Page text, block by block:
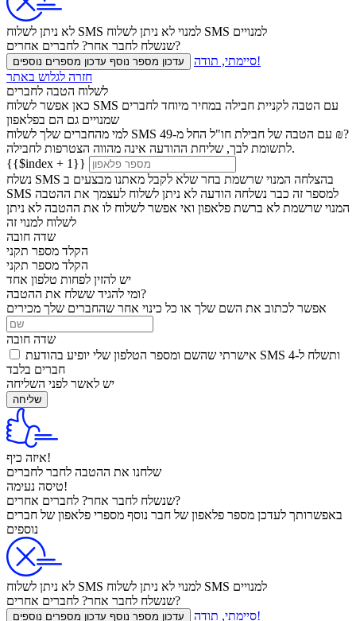
לא ניתן לשלוח SMS למנוי
לא ניתן לשלוח SMS למנויים
שנשלח לחבר אחר? לחברים אחרים?
עדכון מספר נוסף עדכון מספרים נוספים
סיימתי, תודה!
חזרה לגלוש באתר
לשלוח הטבה לחברים
כאן אפשר לשלוח SMS עם הטבה לקניית חבילה במחיר מיוחד לחברים
שמנויים גם הם בפלאפון
למי מהחברים שלך לשלוח SMS עם הטבה של חבילת חו"ל החל מ-49 ₪?
לתשומת לבך, שליחת ההודעה אינה מהווה הצטרפות לחבילה.
{{$index + 1}}
נשלח SMS בהצלחה המנוי שרשמת בחר שלא לקבל מאתנו מבצעים ב
SMS
למספר זה כבר נשלחה הודעה לא ניתן לשלוח לעצמך את ההטבה
המנוי שרשמת לא ברשת פלאפון ואי אפשר לשלוח לו את ההטבה לא ניתן
לשלוח למנוי זה
שדה חובה
הקלד מספר תקני
הקלד מספר תקני
יש להזין לפחות טלפון אחד
ומי להגיד ששלח את ההטבה?
אפשר לכתוב את השם שלך או כל כינוי אחר שהחברים שלך מכירים
שדה חובה
אישרתי שהשם ומספר הטלפון שלי יופיע בהודעת SMS ותשלח ל-4
חברים בלבד
יש לאשר לפני השליחה
שליחה
איזה כיף!
שלחנו את ההטבה לחבר לחברים
טיסה נעימה!
שנשלח לחבר אחר?
לחברים אחרים?
באפשרותך לעדכן מספר פלאפון של חבר נוסף מספרי פלאפון של חברים
נוספים
לא ניתן לשלוח SMS למנוי
לא ניתן לשלוח SMS למנויים
שנשלח לחבר אחר? לחברים אחרים?
עדכון מספר נוסף עדכון מספרים נוספים סיימתי, תודה!